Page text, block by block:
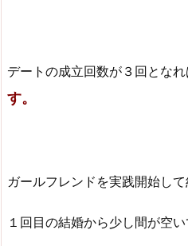
デートの成立回数が３回となれ
す。
ガールフレンドを実践開始して
１回目の結婚から少し間が空い